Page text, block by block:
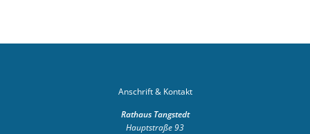
Anschrift & Kontakt
Rathaus Tangstedt
Hauptstraße 93